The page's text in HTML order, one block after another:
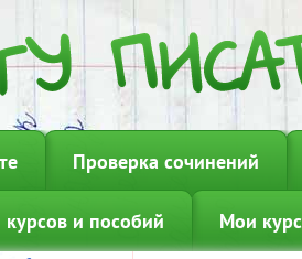
Проверка сочинений
курсов и пособий Мои